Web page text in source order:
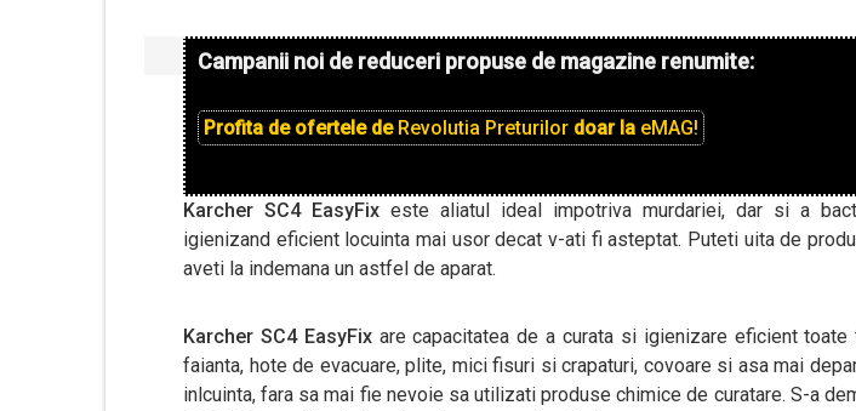
Campanii noi de reduceri propuse de magazine renumite:
Profita de ofertele de Revolutia Preturilor doar la eMAG!
Karcher SC4 EasyFixeste aliatul ideal impotriva murdariei, dar si a
igienizand eficient locuinta mai usor decat v-ati fi asteptat. Puteti uita de
aveti la indemana un astfel de aparat.
Karcher SC4 EasyFix are capacitatea de a curata si igienizare eficient
faianta, hote de evacuare, plite, mici fisuri si crapaturi, covoare si asa mai
inlcuinta, fara sa mai fie nevoie sa utilizati produse chimice de curatare. S-a